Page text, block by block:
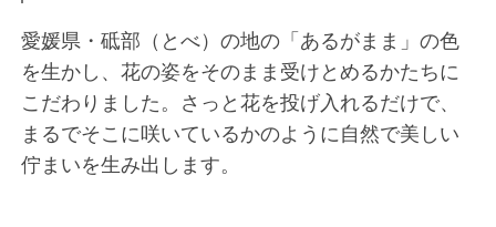
愛媛県・砥部（とべ）の地の「あるがまま」の色
を生かし、花の姿をそのまま受けとめるかたちに
こだわりました。さっと花を投げ入れるだけで、
まるでそこに咲いているかのように自然で美しい
佇まいを生み出します。